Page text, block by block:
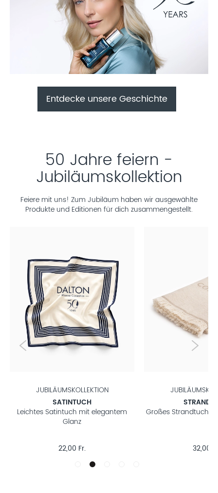
Entdecke unsere Geschichte
50 Jahre feiern -
Jubiläumskollektion
Feiere mit uns! Zum Jubiläum haben wir ausgewählte
Produkte und Editionen für dich zusammengestellt.
JUBILÄUMSKOLLEKTION
SATINTUCH
Leichtes Satintuch mit elegantem
Glanz
22,00 Fr.
Großes Strandtuch
32,00